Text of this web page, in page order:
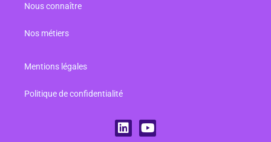
Nous connaître
Nos métiers
Mentions légales
Politique de confidentialité